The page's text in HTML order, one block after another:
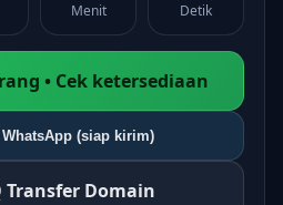
Menit Detik
• Cek ketersediaan
(siap kirim)
Transfer Domain